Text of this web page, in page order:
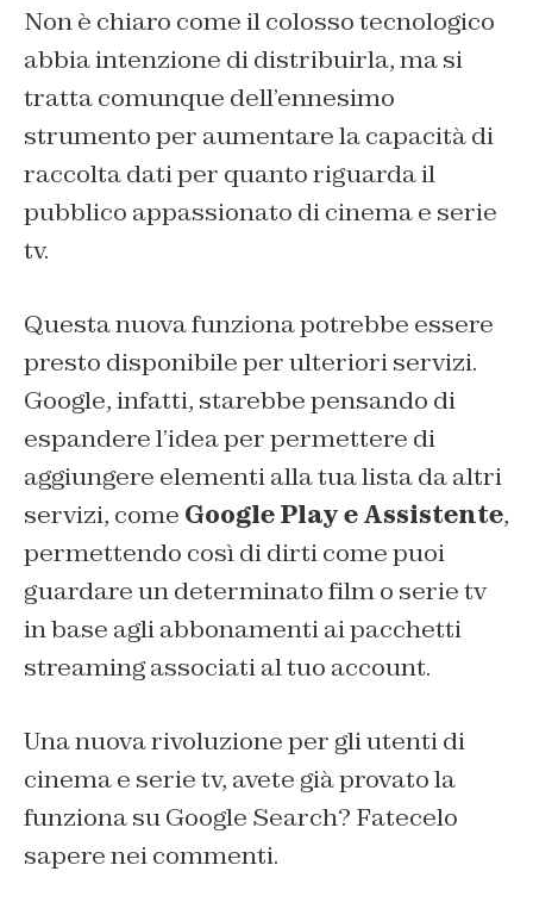
Non è chiaro come il colosso tecnologico
abbia intenzione di distribuirla, ma si
tratta comunque dell’ennesimo
strumento per aumentare la capacità di
raccolta dati per quanto riguarda il
pubblico appassionato di cinema e serie
tv.
Questa nuova funziona potrebbe essere
presto disponibile per ulteriori servizi.
Google, infatti, starebbe pensando di
espandere l’idea per permettere di
aggiungere elementi alla tua lista da altri
servizi, come Google Play e Assistente,
permettendo così di dirti come puoi
guardare un determinato film o serie tv
in base agli abbonamenti ai pacchetti
streaming associati al tuo account.
Una nuova rivoluzione per gli utenti di
cinema e serie tv, avete già provato la
funziona su Google Search? Fatecelo
sapere nei commenti.